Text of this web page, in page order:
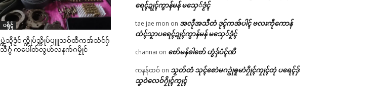
ပရိုၚ်
ပ္ဍဲသ္ၚိဒၟံင် က္ဍိုပ်သ္ကိုပ်ပျူသဝ်ထဳကအ်သံင်ဂှ်
သီဂွံ ကပေါတ်လွဟ်လနက်ဂမၠိုင်
ရေၚ်ဍုၚ်ကွာန်မန် မသှေ်ဒၟံၚ်
tae jae mon on အလဵုအသဳတံ ဒုၚ်ကအ်ပါၚ် ဗလးကဵုကောန်
ထံၚ်သၟာပရေၚ်ဍုၚ်ကွာန်မန် မသှေ်ဒၟံၚ်
channai on ဗော်မန်ၜါဗော် ဟွံဒှ်ပံၚ်ဏီ
ကနန်ထဝ် on သၟတ်တံ သုၚ်စောဲမဂဥုဲၜူမာဲဂၠိုၚ်ကၠုၚ်တုဲ ပရေၚ်ဒှ်
သၞဝဲလေဝ်ဂၠိုၚ်ကၠုၚ်